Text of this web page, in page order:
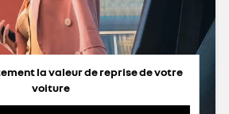
la valeur de reprise de votre
voiture